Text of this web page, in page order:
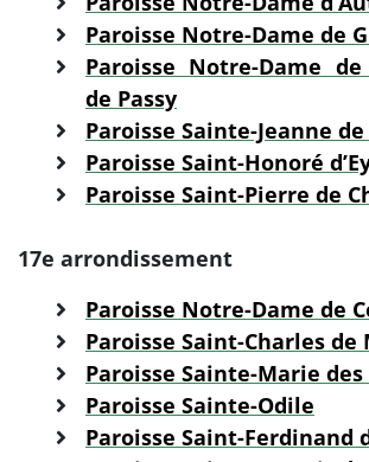
Paroisse Notre-Dame de
Paroisse Notre-Dame de
de Passy
Paroisse Sainte-Jeanne
Paroisse Saint-Honoré
Paroisse Saint-Pierre de
17e arrondissement
Paroisse Notre-Dame de
Paroisse Saint-Charles de
Paroisse Sainte-Marie
Paroisse Sainte-Odile
Paroisse Saint-Ferdinand